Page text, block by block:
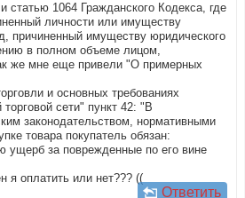
статью 1064 Гражданского Кодекса, где
личности или имуществу
причиненный имуществу юридического
в полном объеме лицом,
же мне еще привели "О примерных
и основных требованиях
сети" пункт 42: "В
законодательством, нормативными
товара покупатель обязан:
ущерб за поврежденные по его вине
я оплатить или нет??? ((
Ответить